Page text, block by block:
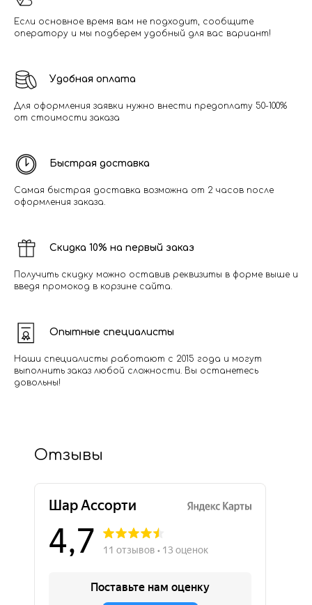
Если основное время вам не подходит, сообщите
оператору и мы подберем удобный для вас вариант!
Удобная оплата
Для оформления заявки нужно внести предоплату 50-100%
от стоимости заказа
Быстрая доставка
Самая быстрая доставка возможна от 2 часов после
оформления заказа.
Скидка 10% на первый заказ
Получить скидку можно оставив реквизиты в форме выше и
введя промокод в корзине сайта.
Опытные специалисты
Наши специалисты работают с 2015 года и могут
выполнить заказ любой сложности. Вы останетесь
довольны!
Отзывы